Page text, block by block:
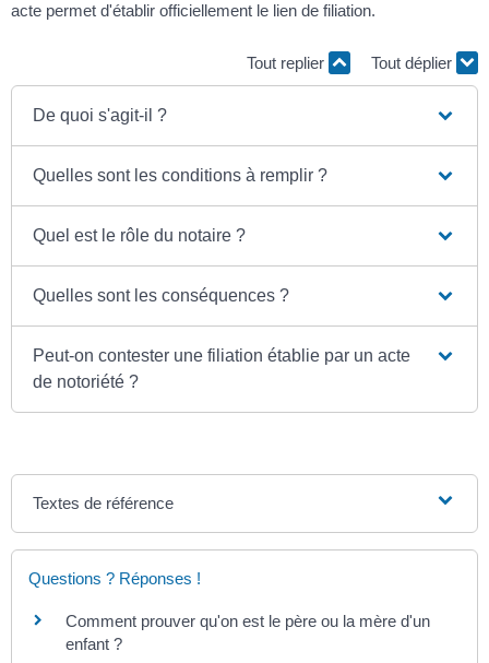
acte permet d'établir officiellement le lien de filiation.
Tout replier Tout déplier
De quoi s'agit-il ?
Quelles sont les conditions à remplir ?
Quel est le rôle du notaire ?
Quelles sont les conséquences ?
Peut-on contester une filiation établie par un acte
de notoriété ?
Textes de référence
Questions ? Réponses !
Comment prouver qu'on est le père ou la mère d'un
enfant ?